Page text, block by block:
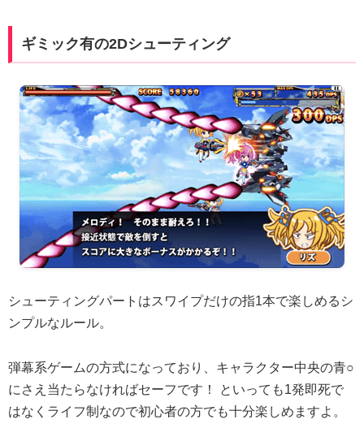
ギミック有の2Dシューティング
シューティングパートはスワイプだけの指1本で楽しめるシ
ンプルなルール。
弾幕系ゲームの方式になっており、キャラクター中央の青○
にさえ当たらなければセーフです！ といっても1発即死で
はなくライフ制なので初心者の方でも十分楽しめますよ。